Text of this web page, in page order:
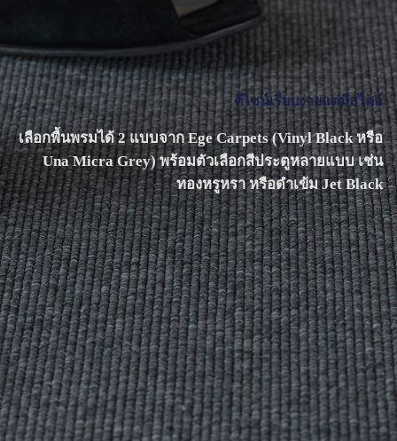
ดีไซน์เรียบง่ายแต่มีสไตล์
เลือกพื้นพรมได้ 2 แบบจาก Ege Carpets (Vinyl Black หรือ
Una Micra Grey) พร้อมตัวเลือกสีประตูหลายแบบ เช่น
ทองหรูหรา หรือดำเข้ม Jet Black